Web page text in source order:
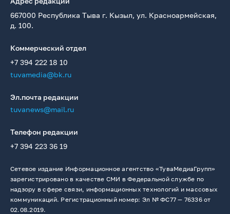
667000 Республика Тыва г. Кызыл, ул. Красноармейская,
д. 100.
Коммерческий отдел
+7 394 222 18 10
tuvamedia@bk.ru
Эл.почта редакции
tuvanews@mail.ru
Телефон редакции
+7 394 223 36 19
Сетевое издание Информационное агентство «ТуваМедиаГрупп»
зарегистрировано в качестве СМИ в Федеральной службе по
надзору в сфере связи, информационных технологий и массовых
коммуникаций. Регистрационный номер: Эл № ФС77 — 76336 от
02.08.2019.